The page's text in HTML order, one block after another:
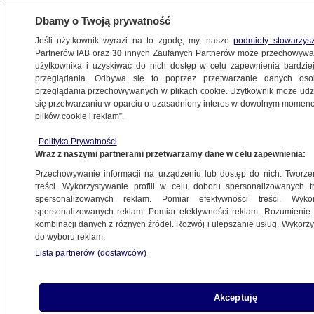
ŚWIAT
noc walczyli z ogniem
10.07.2017, 07:40
Udostępnij
Ogień najpierw pojawił się w sklepie muzycznym
poniedziałek walczyli z groźnym pożarem
Dbamy o Twoją prywatność
Jeśli użytkownik wyrazi na to zgodę, my, naszepodmioty
Partnerów IAB oraz30 innych Zaufanych Partnerów może
użytkownika i uzyskiwać do nich dostęp w celu zapewnienia
przeglądania. Odbywa się to poprzez przetwarzanie danych
przeglądania przechowywanych w plikach cookie. Użytkownik może
się przetwarzaniu w oparciu o uzasadniony interes w dowolnym
plików cookie i reklam”.
Polityka Prywatności
Wraz z naszymi partnerami przetwarzamy dane w celu zapewnienia:
Przechowywanie informacji na urządzeniu lub dostęp do nich.
treści. Wykorzystywanie profili w celu doboru spersonalizowanych
spersonalizowanych reklam. Pomiar efektywności treści.
spersonalizowanych reklam. Pomiar efektywności reklam.
kombinacji danych z różnych źródeł. Rozwój i ulepszanie usług.
do wyboru reklam.
Lista partnerów (dostawców)
Akceptuję